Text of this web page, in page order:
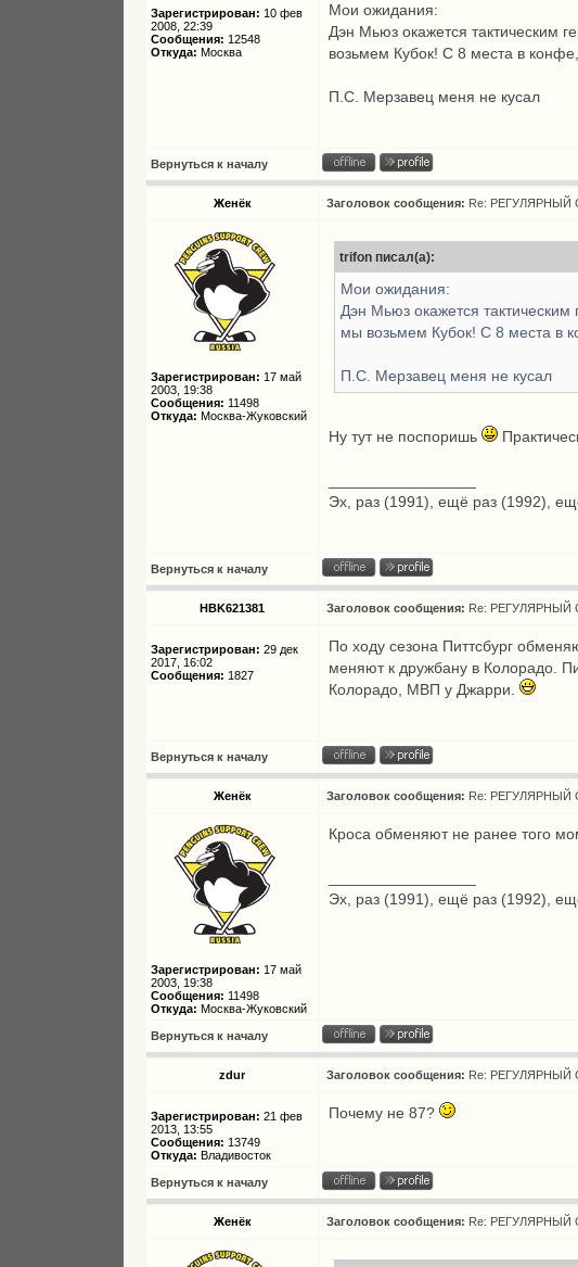
Зарегистрирован: 10 фев
2008, 22:39
Сообщения: 12548
Откуда: Москва
Мои ожидания:
Дэн Мьюз окажется тактическим
возьмем Кубок! С 8 места в
П.С. Мерзавец меня не кусал
Вернуться к началу
Женёк Заголовок сообщения: Re: РЕГУЛЯРНЫЙ
Зарегистрирован: 17 май
2003, 19:38
Сообщения: 11498
Откуда: Москва-Жуковский
trifon писал(а):
Мои ожидания:
Дэн Мьюз окажется
мы возьмем Кубок! С 8 места в
П.С. Мерзавец меня не кусал
Ну тут не поспоришь
Эх, раз (1991), ещё раз (1992),
Вернуться к началу
HBK621381 Заголовок сообщения: Re: РЕГУЛЯРНЫЙ
Зарегистрирован: 29 дек
2017, 16:02
Сообщения: 1827
По ходу сезона Питтсбург
меняют к дружбану в Колорадо.
Колорадо, МВП у Джарри.
Вернуться к началу
Женёк Заголовок сообщения: Re: РЕГУЛЯРНЫЙ
Зарегистрирован: 17 май
2003, 19:38
Сообщения: 11498
Откуда: Москва-Жуковский
Кроса обменяют не ранее того
Эх, раз (1991), ещё раз (1992),
Вернуться к началу
zdur Заголовок сообщения: Re: РЕГУЛЯРНЫЙ
Зарегистрирован: 21 фев
2013, 13:55
Сообщения: 13749
Откуда: Владивосток
Почему не 87?
Вернуться к началу
Женёк Заголовок сообщения: Re: РЕГУЛЯРНЫЙ